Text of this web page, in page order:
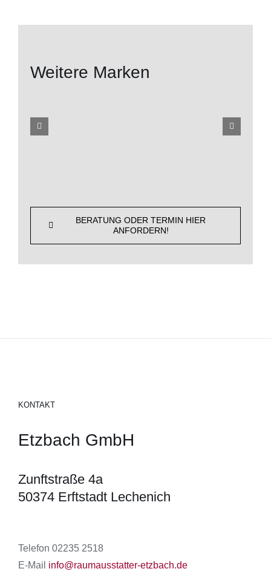
Weitere Marken
BERATUNG ODER TERMIN HIER
ANFORDERN!
KONTAKT
Etzbach GmbH
Zunftstraße 4a
50374 Erftstadt Lechenich
Telefon 02235 2518
E-Mail info@raumausstatter-etzbach.de